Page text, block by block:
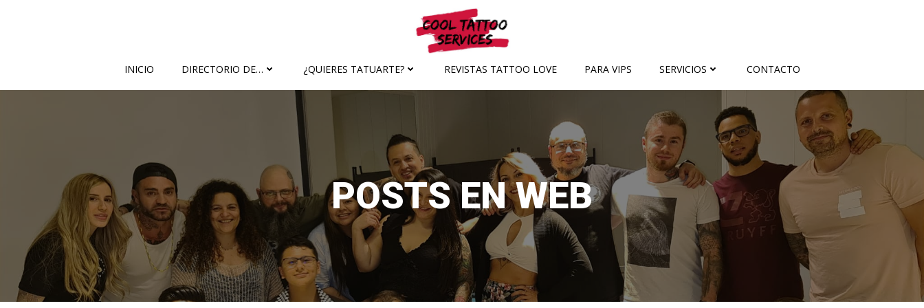
INICIO DIRECTORIO DE… ¿QUIERES TATUARTE? REVISTAS TATTOO LOVE PARA VIPS SERVICIOS CONTACTO
POSTS EN WEB